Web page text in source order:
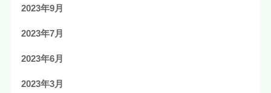
2023年9月
2023年7月
2023年6月
2023年3月